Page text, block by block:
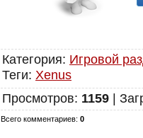
Категория: Игровой
Теги: Xenus
Просмотров: 1159 |
Всего комментариев: 0